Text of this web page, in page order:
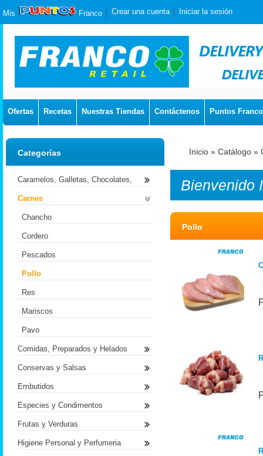
Mis Franco Crear una cuenta Iniciar la sesión
Ofertas Recetas Nuestras Tiendas Contáctenos Puntos Franco
Inicio » Catálogo »
Bienvenido
Pollo
Categorías
Caramelos, Galletas, Chocolates,
Carnes
Chancho
Cordero
Pescados
Pollo
Res
Mariscos
Pavo
Comidas, Preparados y Helados
Conservas y Salsas
Embutidos
Especies y Condimentos
Frutas y Verduras
Higiene Personal y Perfumeria